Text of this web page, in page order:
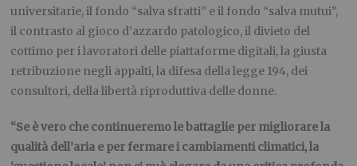
universitarie, il fondo “salva sfratti” e il fondo “salva mutui”,
il contrasto al gioco d’azzardo patologico, il divieto del
cottimo per i lavoratori delle piattaforme digitali, la giusta
retribuzione negli appalti, la difesa della legge 194, dei
consultori, della libertà riproduttiva delle donne.
“Se è vero che continueremo le battaglie per migliorare la
qualità dell’aria e per fermare i cambiamenti climatici, la